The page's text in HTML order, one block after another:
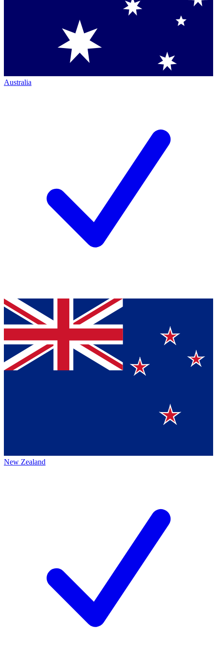
Australia
New Zealand